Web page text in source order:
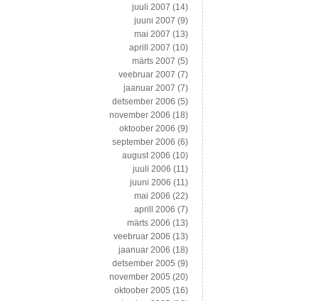
juuli 2007 (14)
juuni 2007 (9)
mai 2007 (13)
aprill 2007 (10)
märts 2007 (5)
veebruar 2007 (7)
jaanuar 2007 (7)
detsember 2006 (5)
november 2006 (18)
oktoober 2006 (9)
september 2006 (6)
august 2006 (10)
juuli 2006 (11)
juuni 2006 (11)
mai 2006 (22)
aprill 2006 (7)
märts 2006 (13)
veebruar 2006 (13)
jaanuar 2006 (18)
detsember 2005 (9)
november 2005 (20)
oktoober 2005 (16)